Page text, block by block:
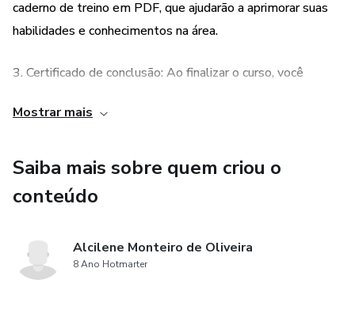
caderno de treino em PDF, que ajudarão a aprimorar suas
habilidades e conhecimentos na área.
3. Certificado de conclusão: Ao finalizar o curso, você
utilizado para comprovar suas habilidades e conhecimentos
Mostrar mais
Saiba mais sobre quem criou o
conteúdo
Alcilene Monteiro de Oliveira
8 Ano Hotmarter